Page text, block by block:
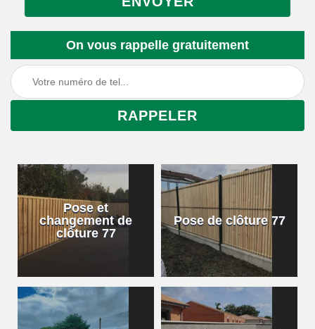
On vous rappelle gratuitement
Pose et
changement de
clôture 77
Pose de clôture 77